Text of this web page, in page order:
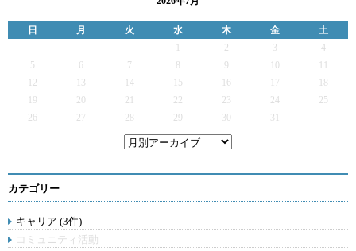
日 月 火 水 木 金
土
2 3
4
5
6 7 9
12
13 14 15 16 17
19
20 21 22 23 24
25
26
27 28 29 30 31
カテゴリー
キャリア (3件)
コミュニティ活動